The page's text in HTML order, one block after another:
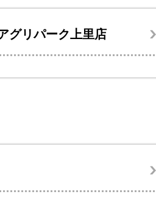
グリパーク上里店